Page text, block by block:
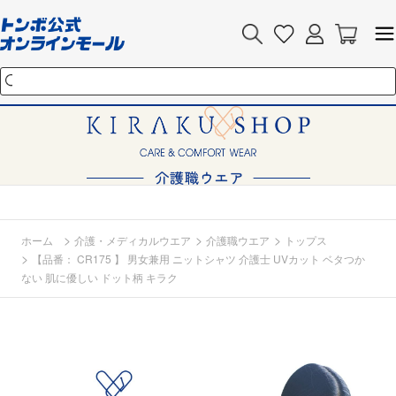
ホーム > 介護・メディカルウエア > 介護職ウエア > トップス
>
【品番： CR175 】 男女兼用 ニットシャツ 介護士 UVカット ベタつか
ない 肌に優しい ドット柄 キラク